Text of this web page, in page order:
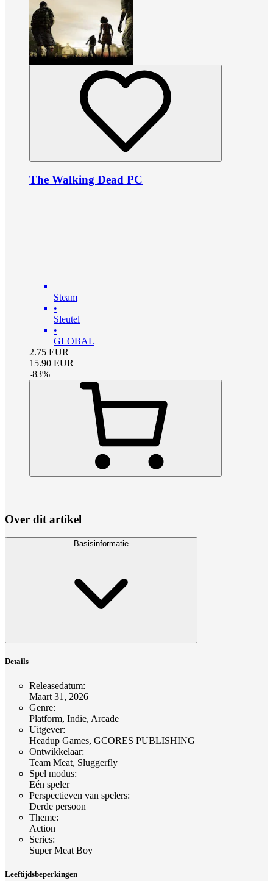
The Walking Dead PC
Steam
•
Sleutel
•
GLOBAL
2.75 EUR
15.90 EUR
-83%
Over dit artikel
Basisinformatie
Details
Releasedatum:
Maart 31, 2026
Genre:
Platform, Indie, Arcade
Uitgever:
Headup Games, GCORES PUBLISHING
Ontwikkelaar:
Team Meat, Sluggerfly
Spel modus:
Eén speler
Perspectieven van spelers:
Derde persoon
Theme:
Action
Series:
Super Meat Boy
Leeftijdsbeperkingen